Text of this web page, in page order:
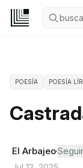
POESÍA POESÍA
El ArbajeoSeguir